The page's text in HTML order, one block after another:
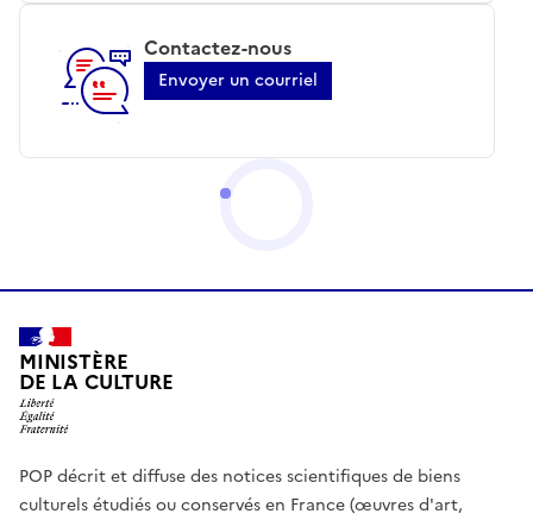
Contactez-nous
Envoyer un courriel
MINISTÈRE
DE LA CULTURE
POP décrit et diffuse des notices scientifiques de biens
culturels étudiés ou conservés en France (œuvres d'art,